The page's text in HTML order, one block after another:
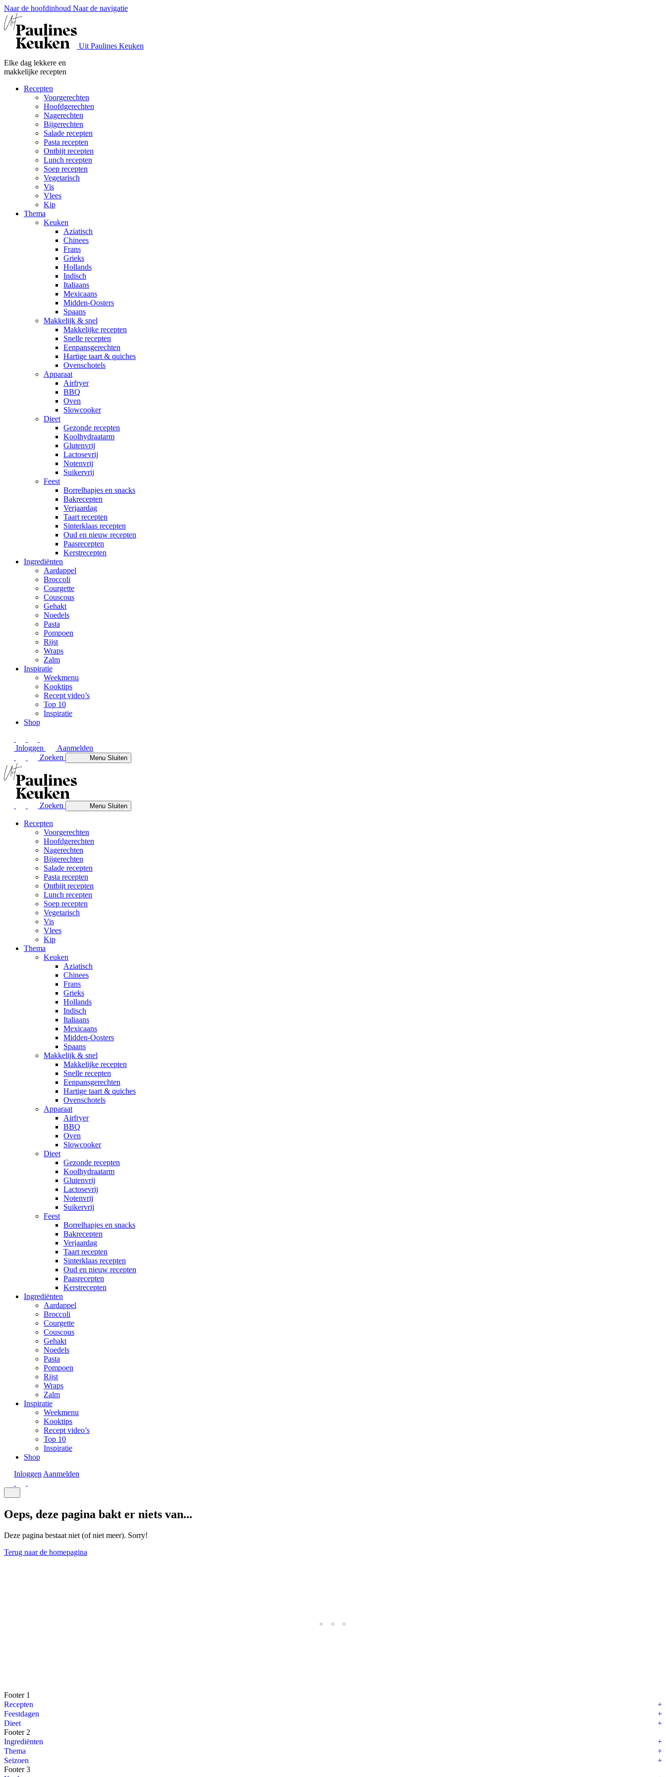
Naar de hoofdinhoud Naar de navigatie
Uit Paulines Keuken
Elke dag lekkere en
makkelijke recepten
Recepten
Voorgerechten
Hoofdgerechten
Nagerechten
Bijgerechten
Salade recepten
Pasta recepten
Ontbijt recepten
Lunch recepten
Soep recepten
Vegetarisch
Vis
Vlees
Kip
Thema
Keuken
Aziatisch
Chinees
Frans
Grieks
Hollands
Indisch
Italiaans
Mexicaans
Midden-Oosters
Spaans
Makkelijk & snel
Makkelijke recepten
Snelle recepten
Eenpansgerechten
Hartige taart & quiches
Ovenschotels
Apparaat
Airfryer
BBQ
Oven
Slowcooker
Dieet
Gezonde recepten
Koolhydraatarm
Glutenvrij
Lactosevrij
Notenvrij
Suikervrij
Feest
Borrelhapjes en snacks
Bakrecepten
Verjaardag
Taart recepten
Sinterklaas recepten
Oud en nieuw recepten
Paasrecepten
Kerstrecepten
Ingrediënten
Aardappel
Broccoli
Courgette
Couscous
Gehakt
Noedels
Pasta
Pompoen
Rijst
Wraps
Zalm
Inspiratie
Weekmenu
Kooktips
Recept video’s
Top 10
Inspiratie
Shop
Inloggen
Aanmelden
Zoeken
MenuSluiten
Zoeken MenuSluiten
Recepten
Voorgerechten
Hoofdgerechten
Nagerechten
Bijgerechten
Salade recepten
Pasta recepten
Ontbijt recepten
Lunch recepten
Soep recepten
Vegetarisch
Vis
Vlees
Kip
Thema
Keuken
Aziatisch
Chinees
Frans
Grieks
Hollands
Indisch
Italiaans
Mexicaans
Midden-Oosters
Spaans
Makkelijk & snel
Makkelijke recepten
Snelle recepten
Eenpansgerechten
Hartige taart & quiches
Ovenschotels
Apparaat
Airfryer
BBQ
Oven
Slowcooker
Dieet
Gezonde recepten
Koolhydraatarm
Glutenvrij
Lactosevrij
Notenvrij
Suikervrij
Feest
Borrelhapjes en snacks
Bakrecepten
Verjaardag
Taart recepten
Sinterklaas recepten
Oud en nieuw recepten
Paasrecepten
Kerstrecepten
Ingrediënten
Aardappel
Broccoli
Courgette
Couscous
Gehakt
Noedels
Pasta
Pompoen
Rijst
Wraps
Zalm
Inspiratie
Weekmenu
Kooktips
Recept video’s
Top 10
Inspiratie
Shop
Inloggen Aanmelden
Oeps, deze pagina bakt er niets van...
Deze pagina bestaat niet (of niet meer). Sorry!
Terug naar de homepagina
Footer 1
Recepten
Feestdagen
Dieet
Footer 2
Ingrediënten
Thema
Seizoen
Footer 3